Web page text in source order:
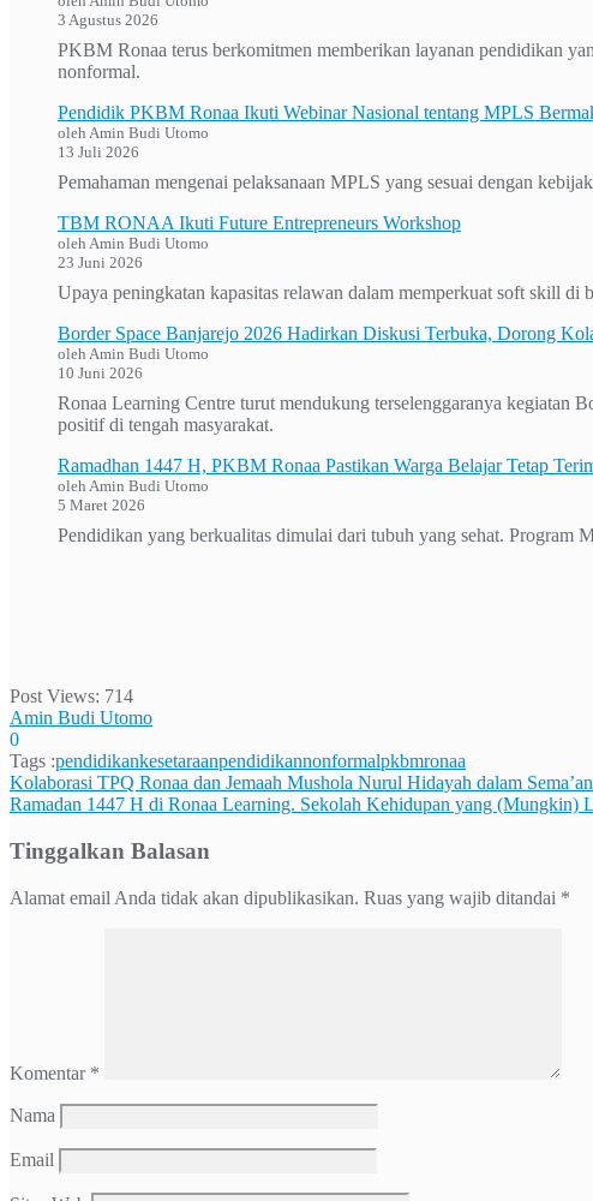
3 Agustus 2026
PKBM Ronaa terus berkomitmen memberikan layanan pendidikan
nonformal.
Pendidik PKBM Ronaa Ikuti Webinar Nasional tentang MPLS
oleh Amin Budi Utomo
13 Juli 2026
Pemahaman mengenai pelaksanaan MPLS yang sesuai dengan
TBM RONAA Ikuti Future Entrepreneurs Workshop
oleh Amin Budi Utomo
23 Juni 2026
Upaya peningkatan kapasitas relawan dalam memperkuat soft skill
Border Space Banjarejo 2026 Hadirkan Diskusi Terbuka, Dorong
oleh Amin Budi Utomo
10 Juni 2026
Ronaa Learning Centre turut mendukung terselenggaranya kegiatan
positif di tengah masyarakat.
Ramadhan 1447 H, PKBM Ronaa Pastikan Warga Belajar Tetap
oleh Amin Budi Utomo
5 Maret 2026
Pendidikan yang berkualitas dimulai dari tubuh yang sehat. Program
Post Views: 714
Amin Budi Utomo
0
Tags :pendidikankesetaraanpendidikannonformalpkbmronaa
Navigasi
pos
Kolaborasi TPQ Ronaa dan Jemaah Mushola Nurul Hidayah dalam
Ramadan 1447 H di Ronaa Learning. Sekolah Kehidupan yang (Mungkin)
Tinggalkan Balasan
Alamat email Anda tidak akan dipublikasikan. Ruas yang wajib ditandai *
Komentar *
Nama
Email